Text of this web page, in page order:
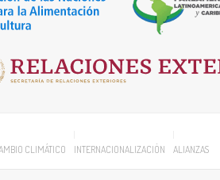
CLIMÁTICO INTERNACIONALIZACIÓN ALIANZAS